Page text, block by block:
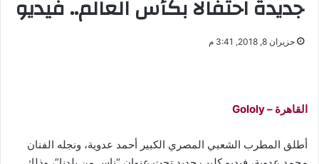
جديدة احتفالا بكأس العالم.. فيديو
حزيران 8, 2018, 3:41 م
القاهرة – Gololy
أطلق المطرب الشعبي المصري الكبير أحمد عدوية، ونجله الفنان